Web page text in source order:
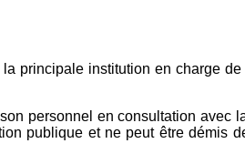
la principale institution en charge
personnel en consultation avec
publique et ne peut être démis